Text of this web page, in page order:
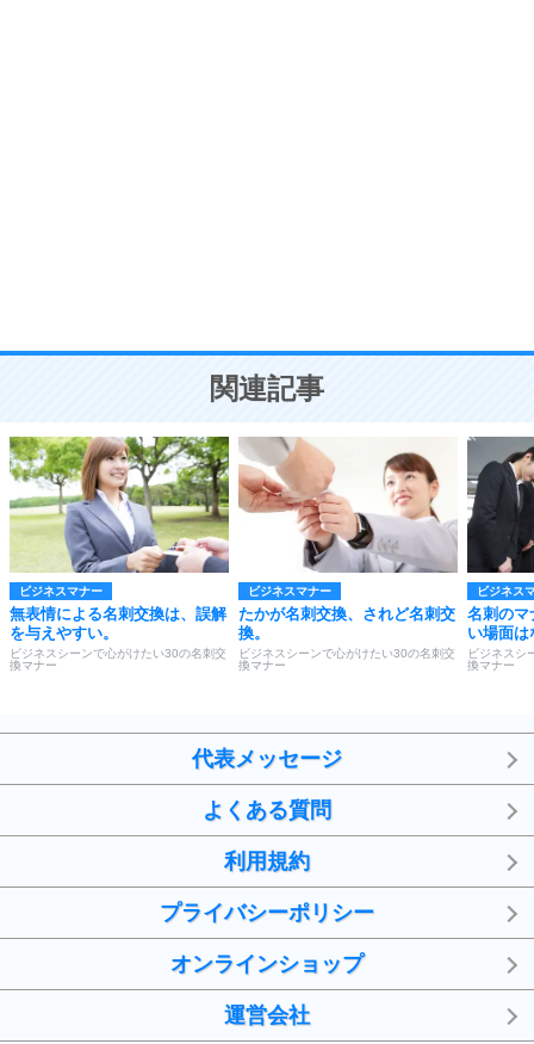
ことが大切。
関連記事
ビジネスマナー
無表情による名刺交換は、誤解
を与えやすい。
ビジネスシーンで心がけたい30の名刺交
換マナー
ビジネスマナー
たかが名刺交換、されど名刺交
換。
ビジネスシーンで心がけたい30の名刺交
換マナー
ビジネス
名刺のマ
い場面は
ビジネスシ
換マナー
代表メッセージ
よくある質問
利用規約
プライバシーポリシー
オンラインショップ
運営会社